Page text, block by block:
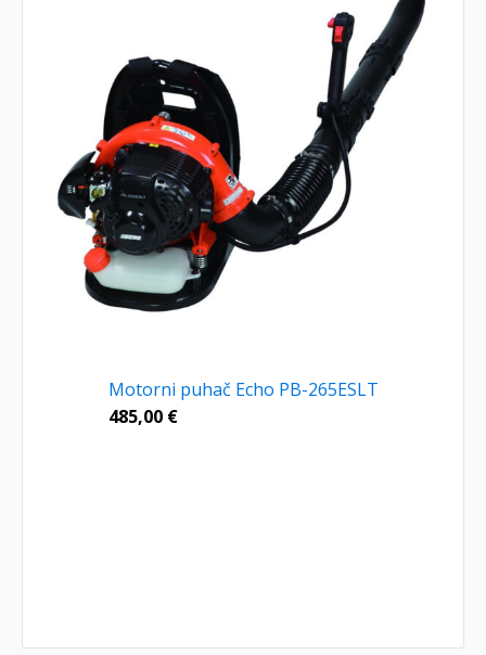
Motorni puhač Echo PB-265ESLT
485,00 €